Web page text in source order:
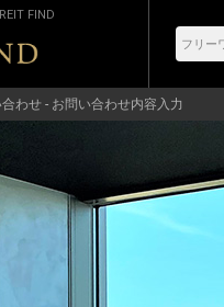
FIND
わせ - お問い合わせ内容入力